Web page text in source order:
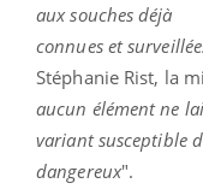
aux souches déjà
connues et
Stéphanie Rist, la
aucun élément ne
variant susceptible
dangereux".